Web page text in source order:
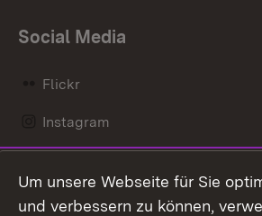
Social Media
Flickr
Instagram
Mastodon
Um unsere Webseite für Sie
und verbessern zu können,